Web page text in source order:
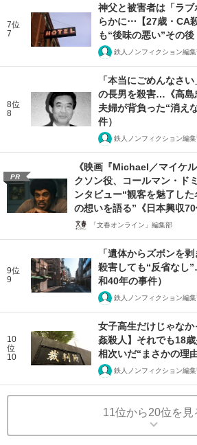
7位
7
神父と被害者は「ラ
らかに⋯【27歳・CA
も“後味の悪い”その後
鉄人ノンフィクション編
8位
8
「本当にごめんなさ
の長男を殺害…《高島
夫婦が背負った“消え
件）
鉄人ノンフィクション編
PR
《映画『Michael／マイケ
クソン役、コールマン・ド
ンタビュー“観客を魅了し
の想いを語る”《日本興収70
「文春オンライン」編集部
9位
9
「遺体からズボンを
殺害しても“反省なし
和40年の事件）
鉄人ノンフィクション編
10
位
10
女子高生だけじゃな
姦殺人】それでも18
相次いだ“まさかの理
鉄人ノンフィクション編
11位から20位を見